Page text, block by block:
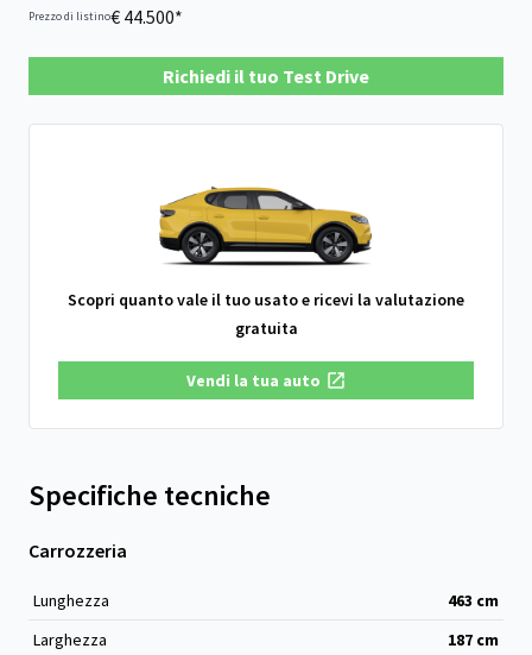
Prezzo di listino€ 44.500*
Richiedi il tuo Test Drive
Scopri quanto vale il tuo usato e ricevi la valutazione
gratuita
Vendi la tua auto
Specifiche tecniche
Carrozzeria
Lunghezza 463 cm
Larghezza
187 cm